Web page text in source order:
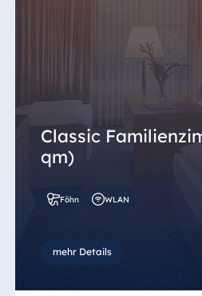
Classic
qm)
Föhn WLAN
mehr Details